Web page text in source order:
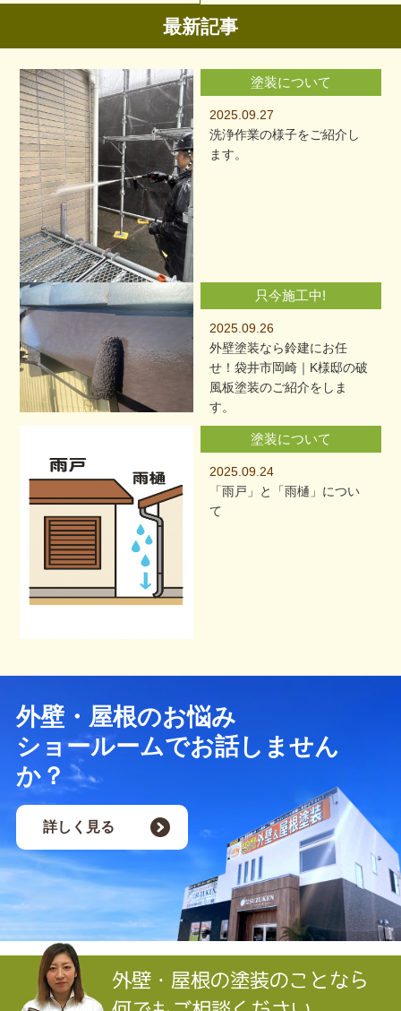
最新記事
塗装について
2025.09.27
洗浄作業の様子をご紹介し
ます。
只今施工中!
2025.09.26
外壁塗装なら鈴建にお任
せ！袋井市岡崎｜K様邸の破
風板塗装のご紹介をしま
す。
塗装について
2025.09.24
「雨戸」と「雨樋」につい
て
外壁・屋根のお悩み
ショールームでお話しません
か？
詳しく見る